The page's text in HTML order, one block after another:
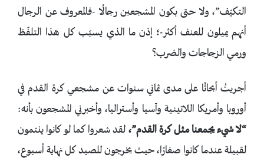
التكيّف”، ولا حتى بكون المشجعين رجالًا -فالمعروف عن الرجال
أنهم يميلون للعنف أكثر-؛ إذن ما الذي يسبّب كل هذا التلفّظ
ورمي الزجاجات والضرب؟
أجريتُ أبحاثًا على مدى ثماني سنوات عن مشجعي كرة القدم في
أوروبا وأمريكا اللاتينية وآسيا وأستراليا، وأخبرني المشجعون بأنه:
“لا شيء يجمعنا مثل كرة القدم”، لقد شعروا كما لو كانوا ينتمون
لقبيلة عندما كانوا صغارًا، حيث يخرجون للصيد كل نهاية أسبوع،